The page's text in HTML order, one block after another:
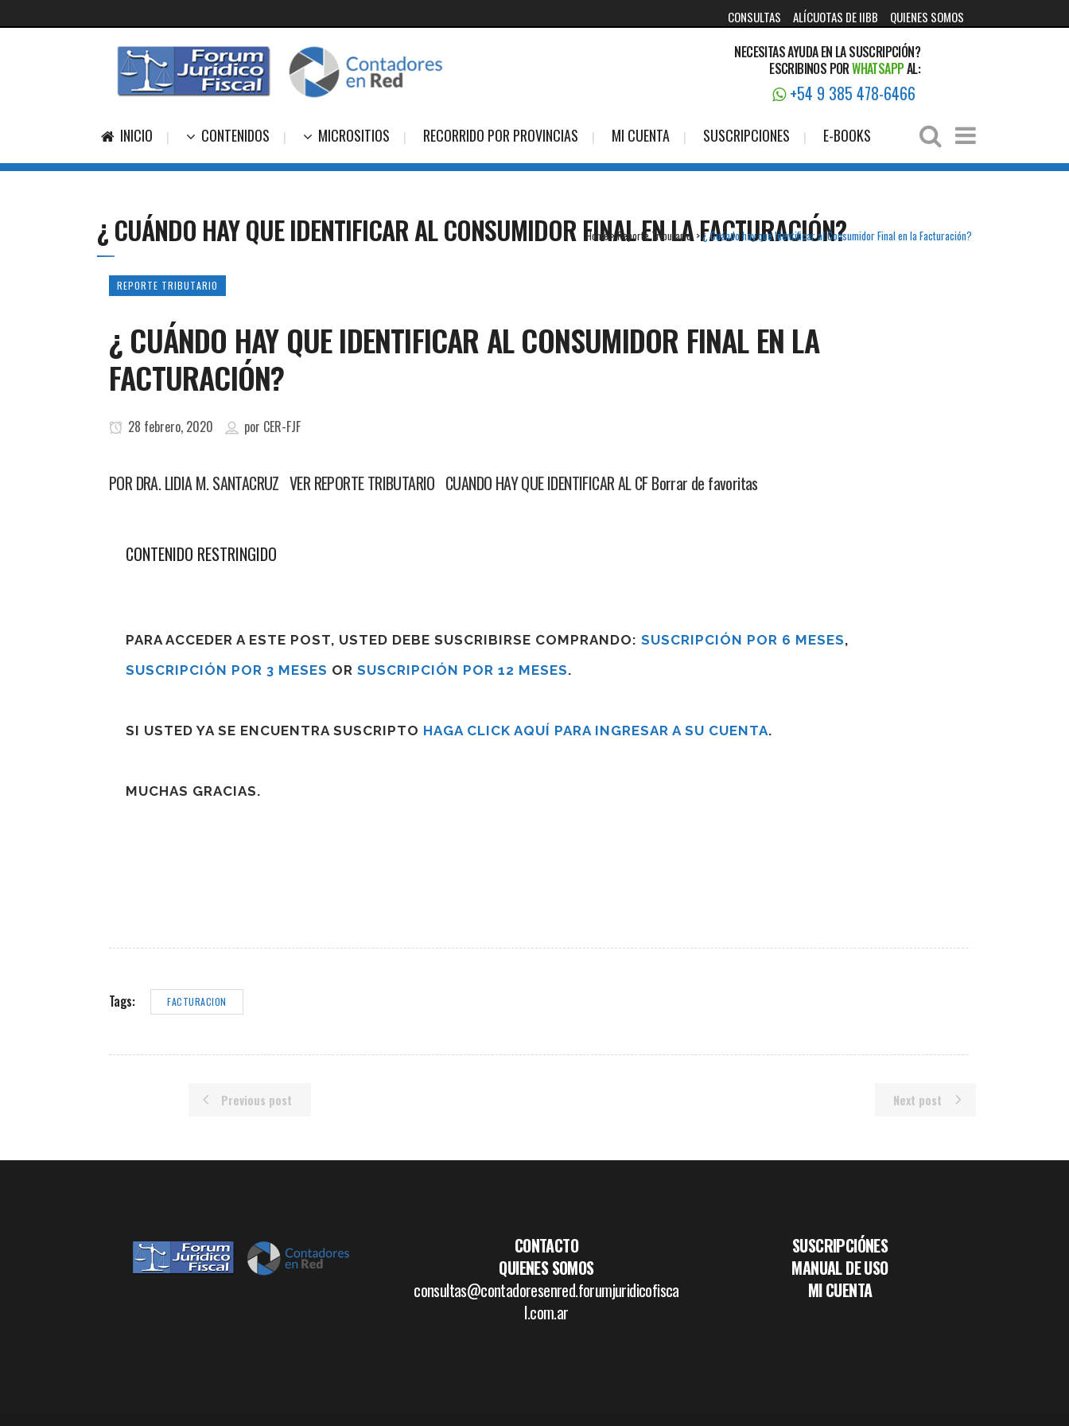
CONSULTAS ALÍCUOTAS DE IIBB QUIENES SOMOS
NECESITAS AYUDA EN LA SUSCRIPCIÓN?
ESCRIBINOS PORWHATSAPPAL:
+54 9 385 478-6466
INICIO CONTENIDOS MICROSITIOS RECORRIDO POR PROVINCIAS MI CUENTA SUSCRIPCIONES E-BOOKS
¿ CUÁNDO HAY QUE IDENTIFICAR AL CONSUMIDOR FINAL EN LA FACTURACIÓN?
Home >Reporte Tributario >¿ Cuándo hay que Identificar al Consumidor Final en la Facturación?
REPORTE TRIBUTARIO
¿ CUÁNDO HAY QUE IDENTIFICAR AL CONSUMIDOR FINAL EN LA
FACTURACIÓN?
28 febrero, 2020 por CER-FJF
POR DRA. LIDIA M. SANTACRUZ VER REPORTE TRIBUTARIO CUANDO HAY QUE IDENTIFICAR AL CF Borrar de favoritas
CONTENIDO RESTRINGIDO
PARA ACCEDER A ESTE POST, USTED DEBE SUSCRIBIRSE COMPRANDO: SUSCRIPCIÓN POR 6 MESES,
SUSCRIPCIÓN POR 3 MESES OR SUSCRIPCIÓN POR 12 MESES.
SI USTED YA SE ENCUENTRA SUSCRIPTO HAGA CLICK AQUÍ PARA INGRESAR A SU CUENTA.
MUCHAS GRACIAS.
Tags: FACTURACION
Previous post Next post
CONTACTO
QUIENES SOMOS
consultas@contadoresenred.forumjuridicofisca
l.com.ar
SUSCRIPCIÓNES
MANUAL DE USO
MI CUENTA